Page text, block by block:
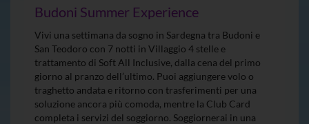
Budoni Summer Experience
Vivi una settimana da sogno in Sardegna tra Budoni e
San Teodoro con 7 notti in Villaggio 4 stelle e
trattamento di Soft All Inclusive, dalla cena del primo
giorno al pranzo dell’ultimo. Puoi aggiungere volo o
traghetto andata e ritorno con trasferimenti per una
soluzione ancora più comoda, mentre la Club Card
completa i servizi del soggiorno. Soggiornerai in una